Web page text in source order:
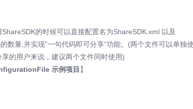
的时候可以直接配置名为ShareSDK.xml 以及
数量,并实现”一句代码即可分享”功能。(两个文件可以单独
的用户来说，建议两个文件同时使用)
示例项目 】